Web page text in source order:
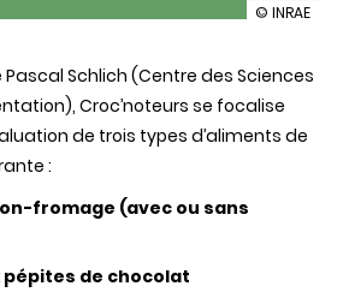
illustration
:
goûtez
des
aliments,
© INRAE
Pascal Schlich (Centre des Sciences
Croc’noteurs se focalise
de trois types d’aliments de
:
fromage (avec ou sans
pépites de chocolat